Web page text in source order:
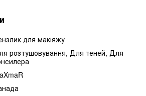
для макіяжу
розтушовування, Для теней, Для